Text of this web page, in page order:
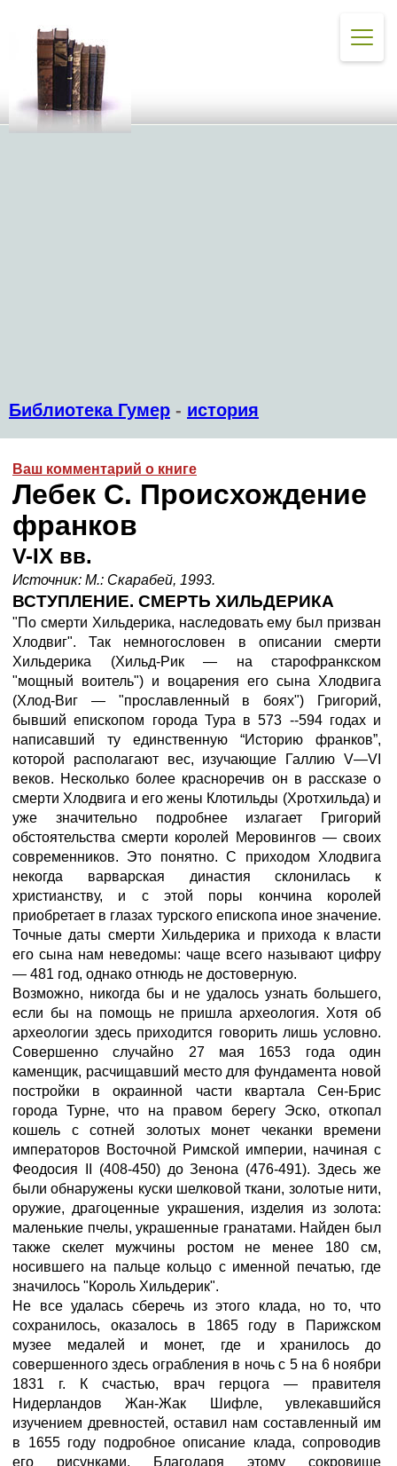
Библиотека Гумер - история
Ваш комментарий о книге
Лебек C. Происхождение
франков
V-IX вв.
Источник: М.: Скарабей, 1993.
ВСТУПЛЕНИЕ. СМЕРТЬ ХИЛЬДЕРИКА
"Пo смерти Хильдерика, наследовать ему был призван
Хлодвиг". Так немногословен в описании смерти
Хильдерика (Хильд-Рик — на старофранкском
"мощный воитель") и воцарения его сына Хлодвига
(Хлод-Виг — "прославленный в боях") Григорий,
бывший епископом города Тура в 573 --594 годах и
написавший ту единственную “Историю франков”,
которой располагают вес, изучающие Галлию V—VI
веков. Несколько более красноречив он в рассказе о
смерти Хлодвига и его жены Клотильды (Хротхильда) и
уже значительно подробнее излагает Григорий
обстоятельства смерти королей Меровингов — своих
современников. Это понятно. С приходом Хлодвига
некогда варварская династия склонилась к
христианству, и с этой поры кончина королей
приобретает в глазах турского епископа иное значение.
Точные даты смерти Хильдерика и прихода к власти
его сына нам неведомы: чаще всего называют цифру
— 481 год, однако отнюдь не достоверную.
Возможно, никогда бы и не удалось узнать большего,
если бы на помощь не пришла археология. Хотя об
археологии здесь приходится говорить лишь условно.
Совершенно случайно 27 мая 1653 года один
каменщик, расчищавший место для фундамента новой
постройки в окраинной части квартала Сен-Брис
города Турне, что на правом берегу Эско, откопал
кошель с сотней золотых монет чеканки времени
императоров Восточной Римской империи, начиная с
Феодосия II (408-450) до Зенона (476-491). Здесь же
были обнаружены куски шелковой ткани, золотые нити,
оружие, драгоценные украшения, изделия из золота:
маленькие пчелы, украшенные гранатами. Найден был
также скелет мужчины ростом не менее 180 см,
носившего на пальце кольцо с именной печатью, где
значилось "Король Хильдерик".
Не все удалась сберечь из этого клада, но то, что
сохранилось, оказалось в 1865 году в Парижском
музее медалей и монет, где и хранилось до
совершенного здесь ограбления в ночь с 5 на 6 ноябри
1831 г. К счастью, врач герцога — правителя
Нидерландов Жан-Жак Шифле, увлекавшийся
изучением древностей, оставил нам составленный им
в 1655 году подробное описание клада, сопроводив
его рисунками. Благодаря этому сокровище